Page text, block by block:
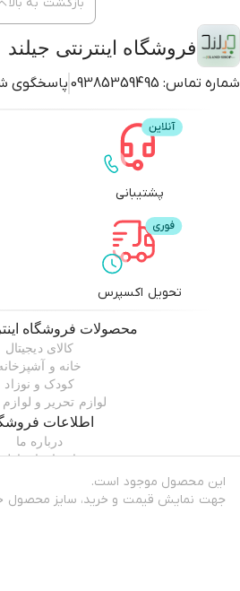
این محصول موجود است.
جهت نمایش قیمت و خرید، سایز محصول
فروشگاه اینترنتی جیلند
شماره تماس: 09385359495 پاسخگوی
پشتیبانی
تحویل اکسپرس
محصولات فروشگاه
کالای دیجیتال
خانه و
کودک و نوزاد
لوازم تحریر و
اطلاعات
درباره ما
راه های
قوانین